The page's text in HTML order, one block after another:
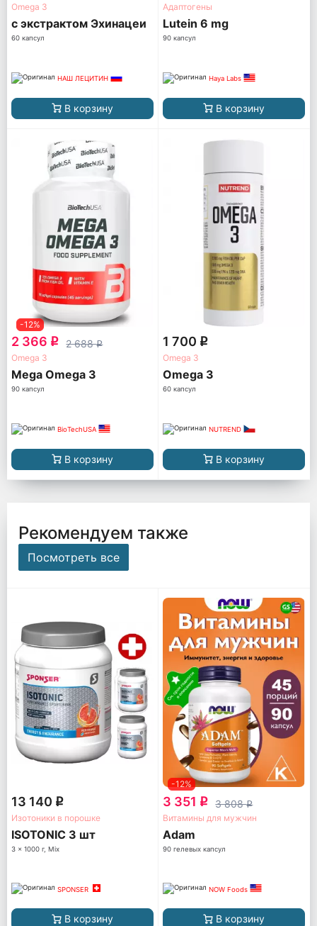
Omega 3
с экстрактом Эхинацеи
60 капсул
НАШ ЛЕЦИТИН
В корзину
Адаптогены
Lutein 6 mg
90 капсул
Haya Labs
В корзину
-12%
2 366 q 2 688q
Omega 3
Mega Omega 3
90 капсул
BioTechUSA
В корзину
1 700 q
Omega 3
Omega 3
60 капсул
NUTREND
В корзину
Рекомендуем также
Посмотреть все
13 140 q
Изотоники в порошке
ISOTONIC 3 шт
3 x 1000 г, Mix
SPONSER
В корзину
-12%
3 351 q 3 808q
Витамины для мужчин
Adam
90 гелевых капсул
NOW Foods
В корзину